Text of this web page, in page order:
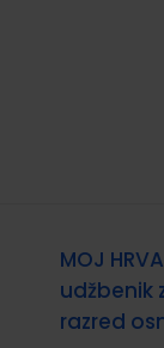
MOJ
udžbenik
razred